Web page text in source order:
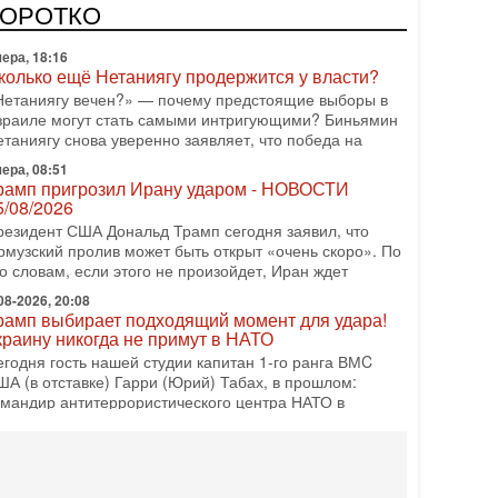
АХИ «Дракон», которую называют самой мощной
на Ближнем Востоке. Передача прошла на
18:16
ещё Нетаниягу продержится у власти?
вечен?» — почему предстоящие выборы в
могут стать самыми интригующими? Биньямин
снова уверенно заявляет, что победа на
08:51
пригрозил Ирану ударом - НОВОСТИ
08/2026
США Дональд Трамп сегодня заявил, что
пролив может быть открыт «очень скоро». По
словам, если этого не произойдет, Иран ждет
2026, 20:08
выбирает подходящий момент для удара!
никогда не примут в НАТО
гость нашей студии капитан 1-го ранга ВМC
(в отставке) Гарри (Юрий) Табах, в прошлом:
антитеррористического центра НАТО в